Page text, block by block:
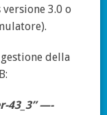
3.0 o
della
43_3”—-